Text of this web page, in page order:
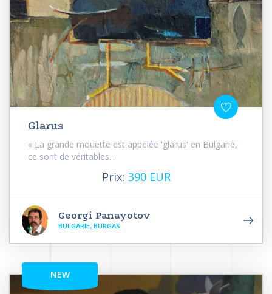
Glarus
« La grande mouette est appelée 'glarus' en Bulgarie,
ce sont de véritables...
Prix: 390 EUR
Georgi Panayotov
BULGARIE, BURGAS
NEW